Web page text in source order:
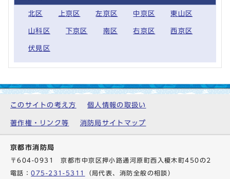
北区 上京区 左京区 中京区 東山区
山科区 下京区 南区 右京区 西京区
伏見区
このサイトの考え方 個人情報の取扱い
著作権・リンク等 消防局サイトマップ
京都市消防局
〒604-0931 京都市中京区押小路通河原町西入榎木町450の2
電話：075-231-5311 （局代表、消防全般の相談）